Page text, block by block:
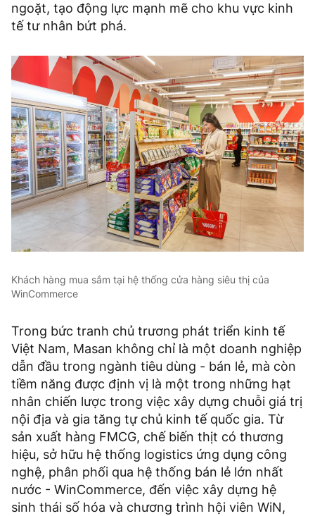
ngoặt, tạo động lực mạnh mẽ cho khu vực kinh
tế tư nhân bứt phá.
Khách hàng mua sắm tại hệ thống cửa hàng siêu thị của
WinCommerce
Trong bức tranh chủ trương phát triển kinh tế
Việt Nam, Masan không chỉ là một doanh nghiệp
dẫn đầu trong ngành tiêu dùng - bán lẻ, mà còn
tiềm năng được định vị là một trong những hạt
nhân chiến lược trong việc xây dựng chuỗi giá trị
nội địa và gia tăng tự chủ kinh tế quốc gia. Từ
sản xuất hàng FMCG, chế biến thịt có thương
hiệu, sở hữu hệ thống logistics ứng dụng công
nghệ, phân phối qua hệ thống bán lẻ lớn nhất
nước - WinCommerce, đến việc xây dựng hệ
sinh thái số hóa và chương trình hội viên WiN,